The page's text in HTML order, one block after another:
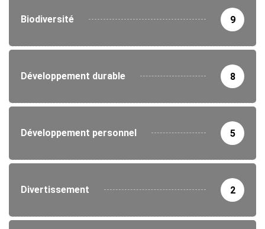
Biodiversité 9
Développement durable 8
Développement personnel 5
Divertissement 2